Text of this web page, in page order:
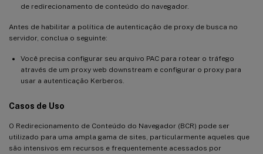
de redirecionamento de conteúdo do navegador.
Antes de habilitar a política de autenticação de proxy de busca no
servidor, conclua o seguinte:
Você precisa configurar seu arquivo PAC para rotear o tráfego
através de um proxy web downstream e configurar o proxy para
usar a autenticação Kerberos.
Casos de Uso
O Redirecionamento de Conteúdo do Navegador (BCR) pode ser
utilizado para uma ampla gama de sites, particularmente aqueles que
são intensivos em recursos e frequentemente acessados por